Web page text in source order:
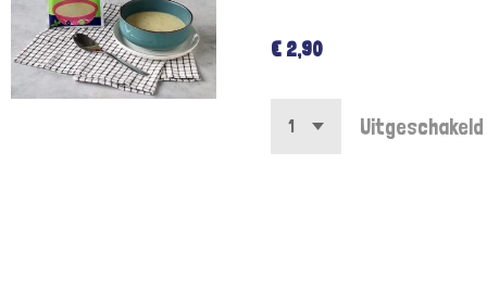
€ 2,90
Uitgeschakeld